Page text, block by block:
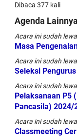
Dibaca 377 kali
Agenda Lainnya
Acara ini sudah
Masa
Acara ini sudah
Seleksi
Acara ini sudah
Pelaksanaan P5
Pancasila) 2024/
Acara ini sudah
Classmeeting